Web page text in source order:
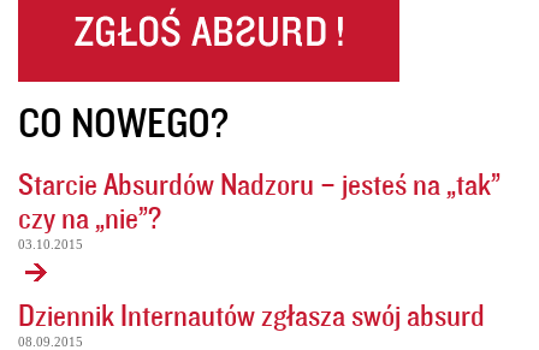
CO NOWEGO?
Starcie Absurdów Nadzoru – jesteś na „tak”
czy na „nie”?
03.10.2015
Dziennik Internautów zgłasza swój absurd
08.09.2015